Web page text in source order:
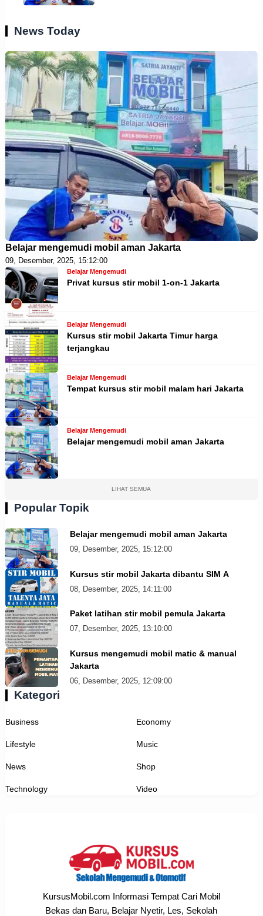
News Today
Belajar mengemudi mobil aman Jakarta
09, Desember, 2025, 15:12:00
Belajar Mengemudi
Privat kursus stir mobil 1-on-1 Jakarta
Belajar Mengemudi
Kursus stir mobil Jakarta Timur harga
terjangkau
Belajar Mengemudi
Tempat kursus stir mobil malam hari Jakarta
Belajar Mengemudi
Belajar mengemudi mobil aman Jakarta
LIHAT SEMUA
Popular Topik
Belajar mengemudi mobil aman Jakarta
09, Desember, 2025, 15:12:00
Kursus stir mobil Jakarta dibantu SIM A
08, Desember, 2025, 14:11:00
Paket latihan stir mobil pemula Jakarta
07, Desember, 2025, 13:10:00
Kursus mengemudi mobil matic & manual
Jakarta
06, Desember, 2025, 12:09:00
Kategori
Business Economy
Lifestyle Music
News Shop
Technology Video
KursusMobil.com Informasi Tempat Cari Mobil
Bekas dan Baru, Belajar Nyetir, Les, Sekolah